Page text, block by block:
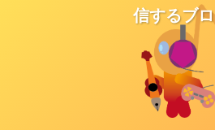
信するブ